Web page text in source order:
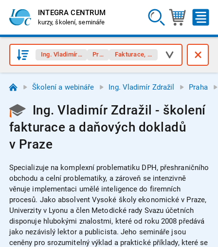
INTEGRA CENTRUM
kurzy, školení, semináře
Ing. Vladimír ZdražilPraha Fakturace, doklady
Školení a webináře Ing. Vladimír Zdražil Praha
Ing. Vladimír Zdražil - školení
fakturace a daňových dokladů
v Praze
Specializuje na komplexní problematiku DPH, přeshraničního
obchodu a celní problematiky, a zároveň se intenzivně
věnuje implementaci umělé inteligence do firemních
procesů. Jako absolvent Vysoké školy ekonomické v Praze,
Univerzity v Lyonu a člen Metodické rady Svazu účetních
disponuje hlubokými znalostmi, které od roku 2008 předává
jako nezávislý lektor a publicista. Jeho semináře jsou
ceněny pro srozumitelný výklad a praktické příklady, které se